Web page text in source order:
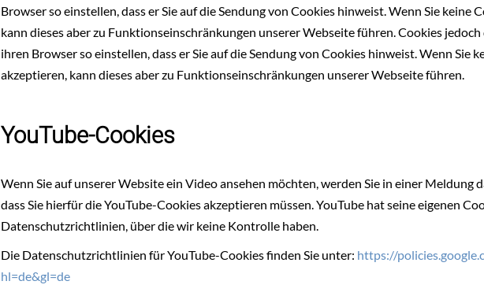
Browser so einstellen, dass er Sie auf die Sendung von Cookies hinweist. Wenn Sie keine
kann dieses aber zu Funktionseinschränkungen unserer Webseite führen. Cookies
ihren Browser so einstellen, dass er Sie auf die Sendung von Cookies hinweist. Wenn Sie
akzeptieren, kann dieses aber zu Funktionseinschränkungen unserer Webseite führen.
YouTube-Cookies
Wenn Sie auf unserer Website ein Video ansehen möchten, werden Sie in einer Meldung
dass Sie hierfür die YouTube-Cookies akzeptieren müssen. YouTube hat seine eigenen
Datenschutzrichtlinien, über die wir keine Kontrolle haben.
Die Datenschutzrichtlinien für YouTube-Cookies finden Sie unter: https://
hl=de&gl=de